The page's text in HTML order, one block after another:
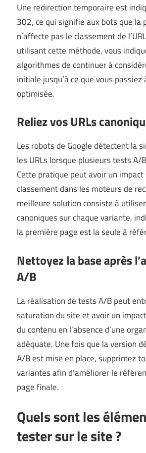
Une redirection temporaire est
302, ce qui signifie aux bots que la
n’affecte pas le classement de
utilisant cette méthode, vous
algorithmes de continuer à
initiale jusqu’à ce que vous passiez
optimisée.
Reliez vos URLs
Les robots de Google détectent la
les URLs lorsque plusieurs tests A/
Cette pratique peut avoir un impact
classement dans les moteurs de
meilleure solution consiste à
canoniques sur chaque variante,
la première page est la seule à
Nettoyez la base après
A/B
La réalisation de tests A/B peut
saturation du site et avoir un
du contenu en l’absence d’une
adéquate. Une fois que la version
A/B est mise en place, supprimez
variantes afin d’améliorer le
page finale.
Quels sont les
tester sur le site ?